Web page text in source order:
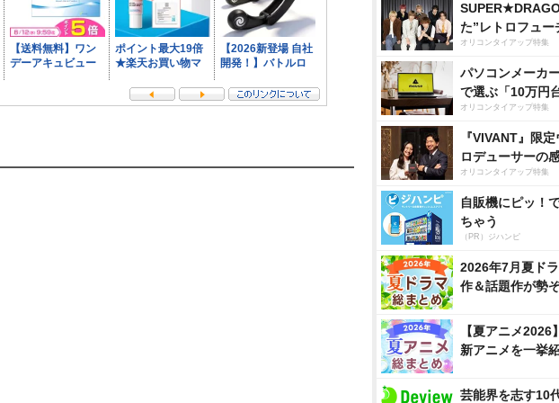
た”レトロフュー
オリコンタイアップ特集
パソコンメーカ
で選ぶ「10万円
オリコンタイアップ特集
『VIVANT』限
ロデューサーの
オリコンタイアップ特集
自販機にピッ！
ちゃう
（PR）ジハンピ
2026年7月夏ド
作＆話題作が勢
【夏アニメ2026
新アニメを一挙
芸能界を志す10